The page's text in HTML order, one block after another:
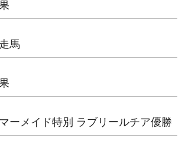
馬
ーメイド特別 ラブリールチア優勝